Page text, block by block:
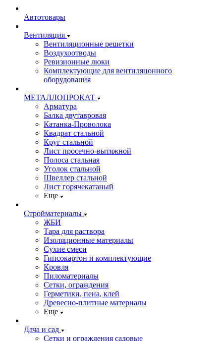
Автотовары
Вентиляция
Вентиляционные решетки
Воздухоотводы
Ревизионные люки
Комплектующие для вентиляцонного
оборудования
МЕТАЛЛОПРОКАТ
Арматура
Балка двутавровая
Катанка-Проволока
Квадрат стальной
Круг стальной
Лист просечно-вытяжной
Полоса стальная
Уголок стальной
Швеллер стальной
Лист горячекатаный
Еще
Стройматериалы
ЖБИ
Тара для раствора
Изоляционные материалы
Сухие смеси
Гипсокартон и комплектующие
Кровля
Пиломатериалы
Сетки, ограждения
Герметики, пена, клей
Древесно-плитные материалы
Еще
Дача и сад
Сетки и ограждения садовые